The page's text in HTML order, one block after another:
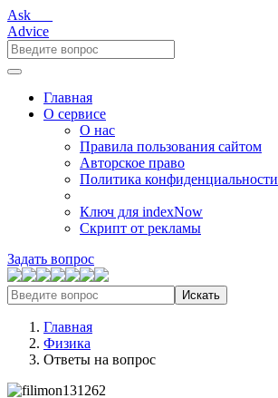
Ask___
Advice
Главная
О сервисе
О нас
Правила пользования сайтом
Авторское право
Политика конфиденциальности
Ключ для indexNow
Скрипт от рекламы
Задать вопрос
Искать
Главная
Физика
Ответы на вопрос